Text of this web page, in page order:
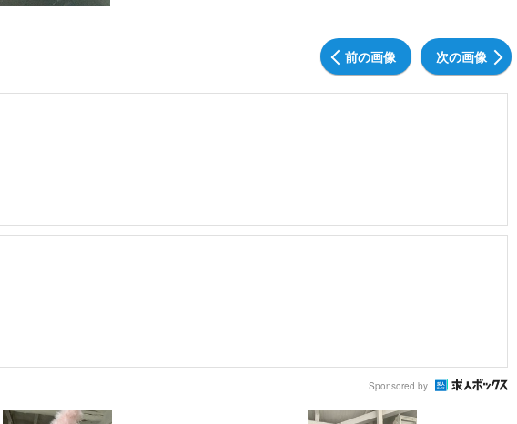
前の画像 次の画像
Sponsored by